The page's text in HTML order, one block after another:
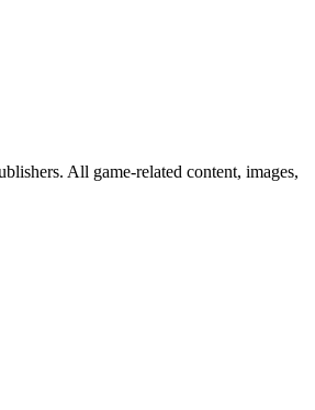
All game-related content, images,